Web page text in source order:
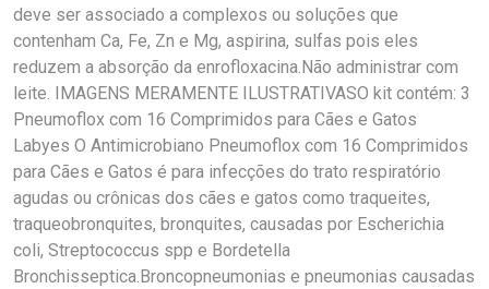
deve ser associado a complexos ou soluções que
contenham Ca, Fe, Zn e Mg, aspirina, sulfas pois eles
reduzem a absorção da enrofloxacina.Não administrar com
leite. IMAGENS MERAMENTE ILUSTRATIVASO kit contém: 3
Pneumoflox com 16 Comprimidos para Cães e Gatos
Labyes O Antimicrobiano Pneumoflox com 16 Comprimidos
para Cães e Gatos é para infecções do trato respiratório
agudas ou crônicas dos cães e gatos como traqueites,
traqueobronquites, bronquites, causadas por Escherichia
coli, Streptococcus spp e Bordetella
Bronchisseptica.Broncopneumonias e pneumonias causadas